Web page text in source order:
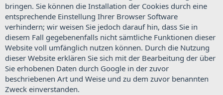
bringen. Sie können die Installation der Cookies durch eine
entsprechende Einstellung Ihrer Browser Software
verhindern; wir weisen Sie jedoch darauf hin, dass Sie in
diesem Fall gegebenenfalls nicht sämtliche Funktionen dieser
Website voll umfänglich nutzen können. Durch die Nutzung
dieser Website erklären Sie sich mit der Bearbeitung der über
Sie erhobenen Daten durch Google in der zuvor
beschriebenen Art und Weise und zu dem zuvor benannten
Zweck einverstanden.